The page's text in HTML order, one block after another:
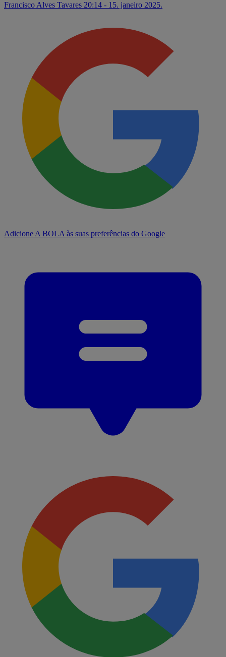
Francisco Alves Tavares 20:14 - 15. janeiro 2025.
Adicione A BOLA às suas preferências do Google